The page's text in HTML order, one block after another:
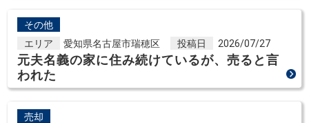
その他
エリア
愛知県名古屋市瑞穂区 投稿日 2026/07/27
元夫名義の家に住み続けているが、売ると言
われた
売却